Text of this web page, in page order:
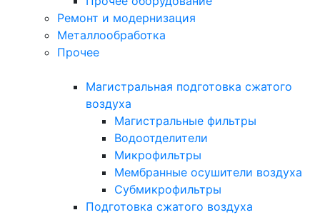
Ремонт и модернизация
Металлообработка
Прочее
Магистральная подготовка сжатого
воздуха
Магистральные фильтры
Водоотделители
Микрофильтры
Мембранные осушители воздуха
Субмикрофильтры
Подготовка сжатого воздуха